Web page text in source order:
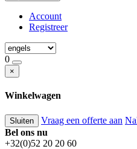
Account
Registreer
0
×
Winkelwagen
Sluiten Vraag een offerte aan
Bel ons nu
+32(0)52 20 20 60